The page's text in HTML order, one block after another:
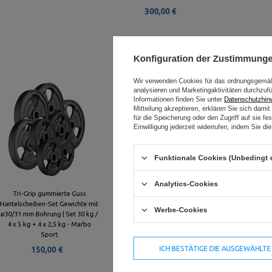
300,00 €
Tri-Grip gummierte Guss
Hantelscheiben-Set Gewichte mit
ø30/31 mm Bohrung | Set 30 kg /
4 x 5 kg + 4 x 2,5 kg - Marbo
Sport
150,00 €
Bohrung | Set 60 kg / 2 x 15 kg +
2 x 10 kg + 2 x 5 kg - Marbo
260,00 €
Konfiguration der
Wir verwenden Cookies für das
analysieren und Marketingaktivitäten
Informationen finden Sie unter
Mitteilung akzeptieren, erklären Sie sich
für die Speicherung oder den Zugriff auf sie
Einwilligung jederzeit widerrufen, indem Sie
Funktionale Cookies (Unbedingt
Analytics-Cookies
Werbe-Cookies
ICH BESTÄTIGE DIE AUSGEWÄHLTE